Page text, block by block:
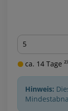
Menge
ca. 14 Tage ²⁾
Hinweis: